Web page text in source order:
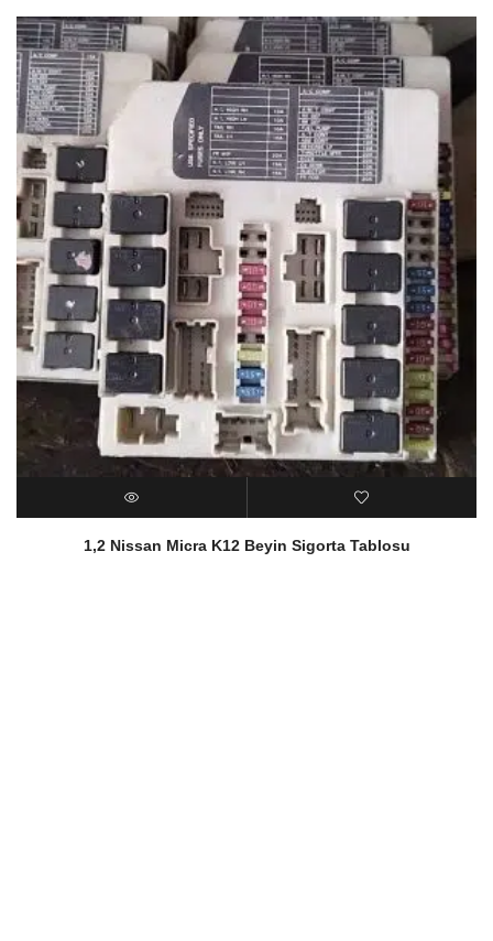
1,2 Nissan Micra K12 Beyin Sigorta Tablosu